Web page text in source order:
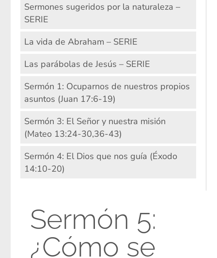
Sermones sugeridos por la naturaleza –
SERIE
La vida de Abraham – SERIE
Las parábolas de Jesús – SERIE
Sermón 1: Ocuparnos de nuestros propios
asuntos (Juan 17:6-19)
Sermón 3: El Señor y nuestra misión
(Mateo 13:24-30,36-43)
Sermón 4: El Dios que nos guía (Éxodo
14:10-20)
Sermón 5:
¿Cómo se